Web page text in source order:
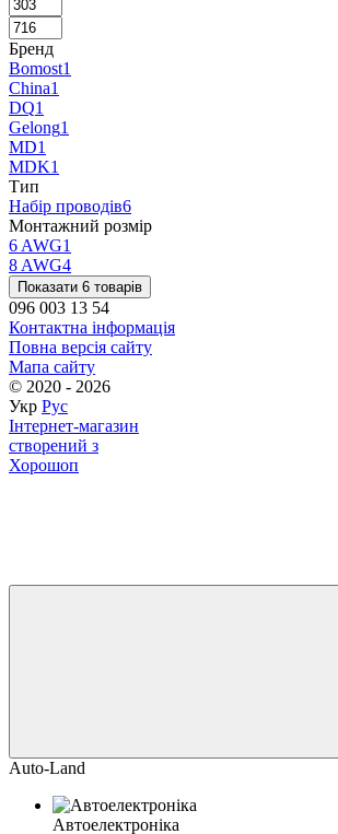
Бренд
Bomost1
China1
DQ1
Gelong1
MD1
MDK1
Тип
Набір проводів6
Монтажний розмір
6 AWG1
8 AWG4
Показати 6 товарів
096 003 13 54
Контактна інформація
Повна версія сайту
Мапа сайту
© 2020 - 2026
Укр Рус
Інтернет-магазин
створений з
Хорошоп
Auto-Land
Автоелектроніка